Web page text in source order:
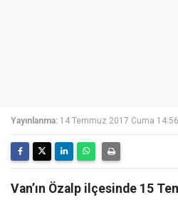
Yayınlanma: 14 Temmuz 2017 Cuma 14:56
Van’ın Özalp ilçesinde 15